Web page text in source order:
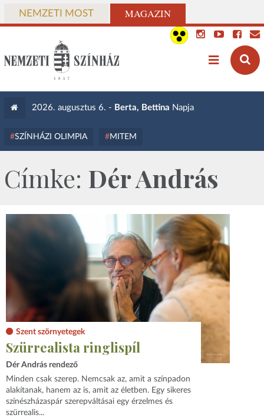
NEMZETI MOST MAGAZIN
2026. augusztus 6. - Berta, Bettina Napja
SZÍNHÁZI OLIMPIA MITEM
Címke: Dér András
Szent szörnyetegek
Szürrealista ringlispíl
Dér András rendező
Minden csak szerep. Nemcsak az, amit a színpadon
alakítanak, hanem az is, amit az életben. Egy sikeres
színészházaspár szerepváltásai egy érzelmes és
szürrealis...